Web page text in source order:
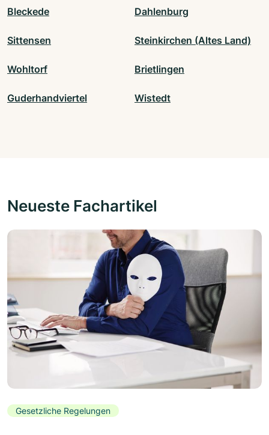
Bleckede Dahlenburg
Sittensen Steinkirchen (Altes Land)
Wohltorf Brietlingen
Guderhandviertel Wistedt
Neueste Fachartikel
Gesetzliche Regelungen